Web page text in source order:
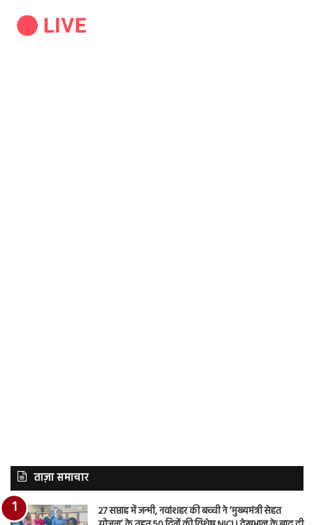
ताज़ा समाचार
27 सप्ताह में जन्मी, नवांशहर की बच्ची ने ‘मुख्यमंत्री सेहत